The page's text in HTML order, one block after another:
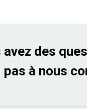
avez des
pas à nous